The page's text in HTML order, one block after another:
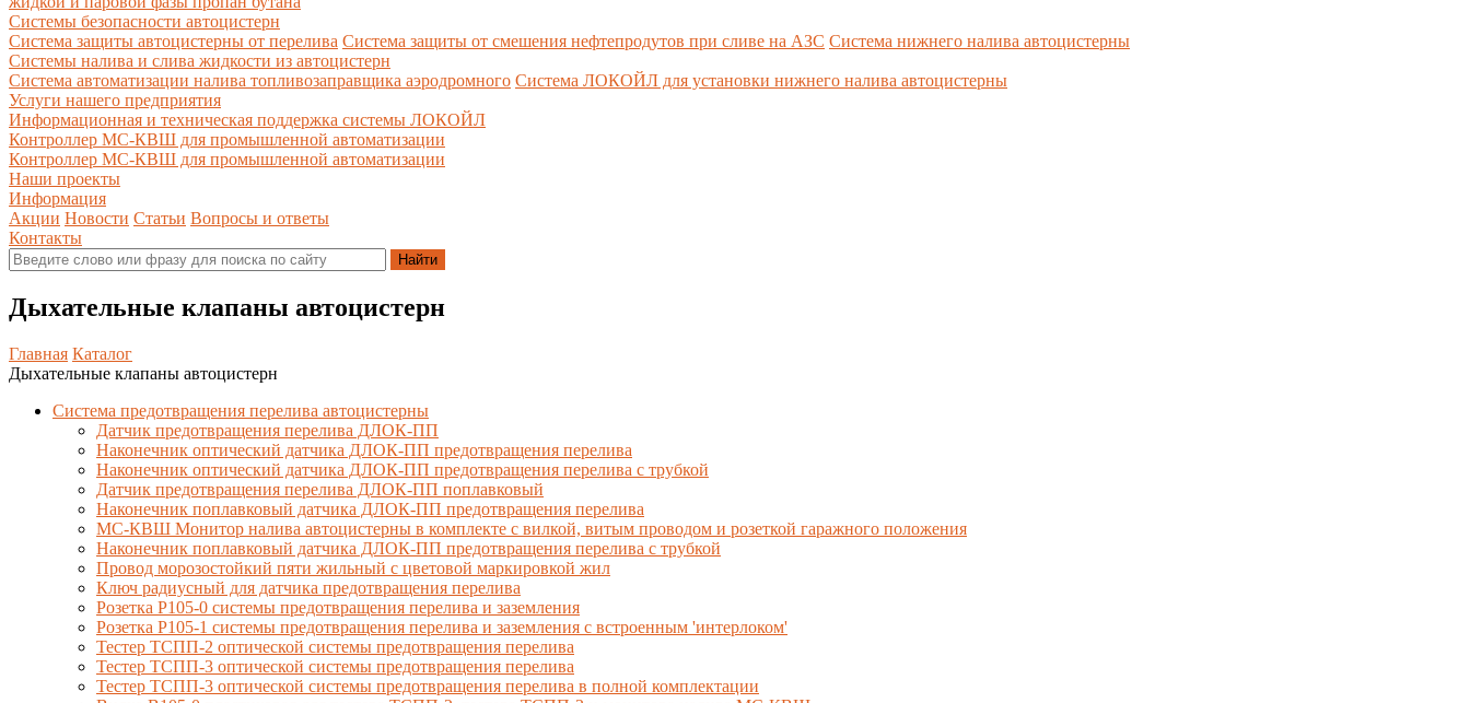
Системы безопасности автоцистерн
Система защиты автоцистерны от перелива Система защиты от смешения нефтепродутов при сливе на АЗС Система нижнего налива автоцистерны
Системы налива и слива жидкости из автоцистерн
Система автоматизации налива топливозаправщика аэродромного Система ЛОКОЙЛ для установки нижнего налива автоцистерны
Услуги нашего предприятия
Информационная и техническая поддержка системы ЛОКОЙЛ
Контроллер МС-КВШ для промышленной автоматизации
Контроллер МС-КВШ для промышленной автоматизации
Наши проекты
Информация
Акции Новости Статьи Вопросы и ответы
Контакты
Дыхательные клапаны автоцистерн
Главная Каталог
Дыхательные клапаны автоцистерн
Система предотвращения перелива автоцистерны
Датчик предотвращения перелива ДЛОК-ПП
Наконечник оптический датчика ДЛОК-ПП предотвращения перелива
Наконечник оптический датчика ДЛОК-ПП предотвращения перелива с трубкой
Датчик предотвращения перелива ДЛОК-ПП поплавковый
Наконечник поплавковый датчика ДЛОК-ПП предотвращения перелива
МС-КВШ Монитор налива автоцистерны в комплекте с вилкой, витым проводом и розеткой гаражного положения
Наконечник поплавковый датчика ДЛОК-ПП предотвращения перелива с трубкой
Провод морозостойкий пяти жильный с цветовой маркировкой жил
Ключ радиусный для датчика предотвращения перелива
Розетка Р105-0 системы предотвращения перелива и заземления
Розетка Р105-1 системы предотвращения перелива и заземления с встроенным 'интерлоком'
Тестер ТСПП-2 оптической системы предотвращения перелива
Тестер ТСПП-3 оптической системы предотвращения перелива
Тестер ТСПП-3 оптической системы предотвращения перелива в полной комплектации